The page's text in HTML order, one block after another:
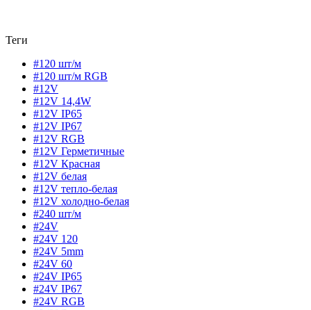
Теги
#120 шт/м
#120 шт/м RGB
#12V
#12V 14,4W
#12V IP65
#12V IP67
#12V RGB
#12V Герметичные
#12V Красная
#12V белая
#12V тепло-белая
#12V холодно-белая
#240 шт/м
#24V
#24V 120
#24V 5mm
#24V 60
#24V IP65
#24V IP67
#24V RGB